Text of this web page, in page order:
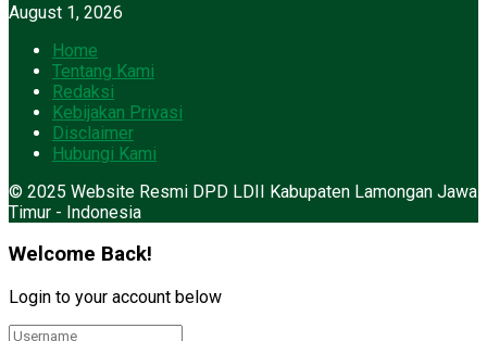
August 1, 2026
Home
Tentang Kami
Redaksi
Kebijakan Privasi
Disclaimer
Hubungi Kami
© 2025 Website Resmi DPD LDII Kabupaten Lamongan Jawa
Timur - Indonesia
Welcome Back!
Login to your account below